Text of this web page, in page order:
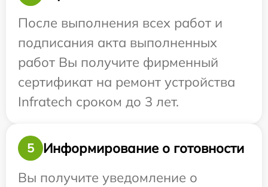
После выполнения всех работ и
подписания акта выполненных
работ Вы получите фирменный
сертификат на ремонт устройства
Infratech сроком до 3 лет.
5
Информирование о готовности
Вы получите уведомление о